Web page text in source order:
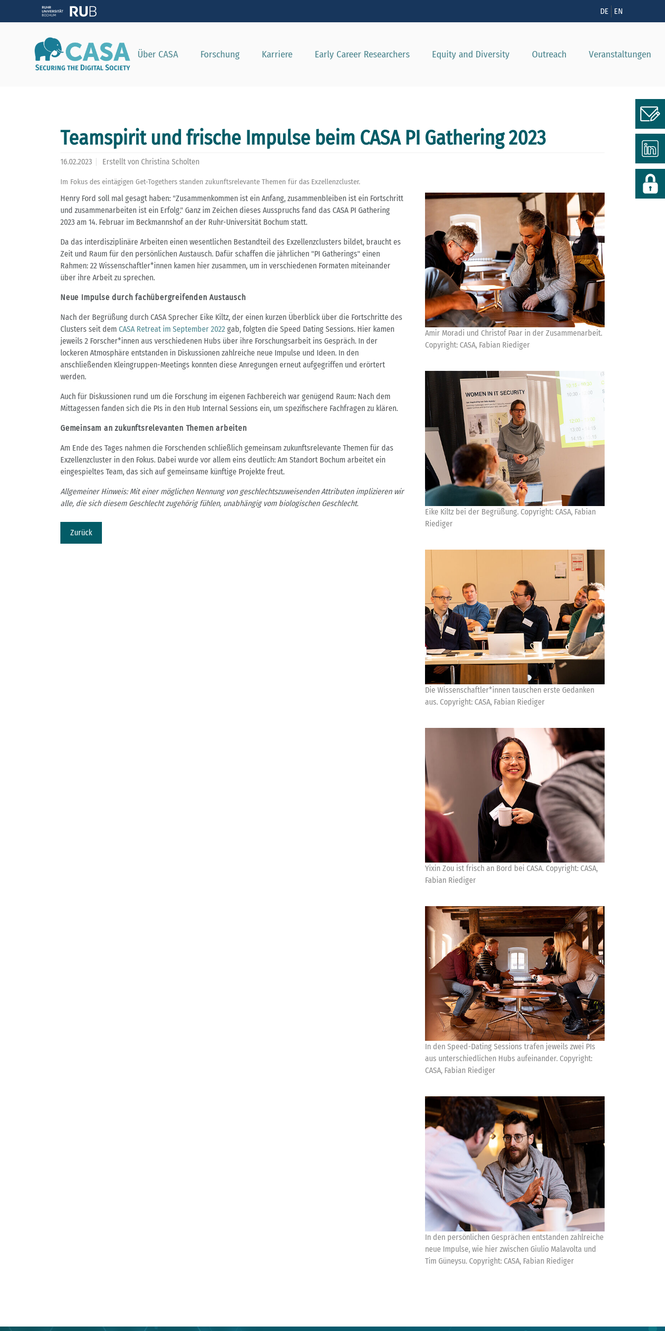
DE EN
Über CASA Forschung Karriere Early Career Researchers Equity and Diversity Outreach Veranstaltungen
Teamspirit und frische Impulse beim CASA PI Gathering 2023
16.02.2023 Erstellt von Christina Scholten
Im Fokus des eintägigen Get-Togethers standen zukunftsrelevante Themen für das Exzellenzcluster.
Amir Moradi und Christof Paar in der Zusammenarbeit.
Copyright: CASA, Fabian Riediger
Eike Kiltz bei der Begrüßung. Copyright: CASA, Fabian
Riediger
Die Wissenschaftler*innen tauschen erste Gedanken
aus. Copyright: CASA, Fabian Riediger
Yixin Zou ist frisch an Bord bei CASA. Copyright: CASA,
Fabian Riediger
In den Speed-Dating Sessions trafen jeweils zwei PIs
aus unterschiedlichen Hubs aufeinander. Copyright:
CASA, Fabian Riediger
In den persönlichen Gesprächen entstanden zahlreiche
neue Impulse, wie hier zwischen Giulio Malavolta und
Tim Güneysu. Copyright: CASA, Fabian Riediger
Henry Ford soll mal gesagt haben: "Zusammenkommen ist ein Anfang, zusammenbleiben ist ein Fortschritt
und zusammenarbeiten ist ein Erfolg." Ganz im Zeichen dieses Ausspruchs fand das CASA PI Gathering
2023 am 14. Februar im Beckmannshof an der Ruhr-Universität Bochum statt.
Da das interdisziplinäre Arbeiten einen wesentlichen Bestandteil des Exzellenzclusters bildet, braucht es
Zeit und Raum für den persönlichen Austausch. Dafür schaffen die jährlichen "PI Gatherings" einen
Rahmen: 22 Wissenschaftler*innen kamen hier zusammen, um in verschiedenen Formaten miteinander
über ihre Arbeit zu sprechen.
Neue Impulse durch fachübergreifenden Austausch
Nach der Begrüßung durch CASA Sprecher Eike Kiltz, der einen kurzen Überblick über die Fortschritte des
Clusters seit dem CASA Retreat im September 2022 gab, folgten die Speed Dating Sessions. Hier kamen
jeweils 2 Forscher*innen aus verschiedenen Hubs über ihre Forschungsarbeit ins Gespräch. In der
lockeren Atmosphäre entstanden in Diskussionen zahlreiche neue Impulse und Ideen. In den
anschließenden Kleingruppen-Meetings konnten diese Anregungen erneut aufgegriffen und erörtert
werden.
Auch für Diskussionen rund um die Forschung im eigenen Fachbereich war genügend Raum: Nach dem
Mittagessen fanden sich die PIs in den Hub Internal Sessions ein, um spezifischere Fachfragen zu klären.
Gemeinsam an zukunftsrelevanten Themen arbeiten
Am Ende des Tages nahmen die Forschenden schließlich gemeinsam zukunftsrelevante Themen für das
Exzellenzcluster in den Fokus. Dabei wurde vor allem eins deutlich: Am Standort Bochum arbeitet ein
eingespieltes Team, das sich auf gemeinsame künftige Projekte freut.
Allgemeiner Hinweis: Mit einer möglichen Nennung von geschlechtszuweisenden Attributen implizieren wir
alle, die sich diesem Geschlecht zugehörig fühlen, unabhängig vom biologischen Geschlecht.
Zurück